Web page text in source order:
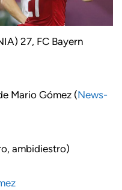
27, FC Bayern
Mario Gómez (News-
ambidiestro)